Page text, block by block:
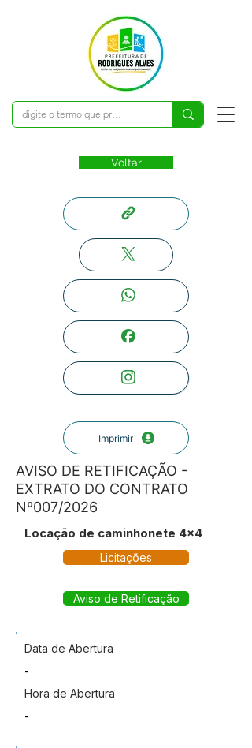
Voltar
Imprimir
AVISO DE RETIFICAÇÃO -
EXTRATO DO CONTRATO
Nº007/2026
Locação de caminhonete 4x4
Licitações
Aviso de Retificação
Data de Abertura
-
Hora de Abertura
-